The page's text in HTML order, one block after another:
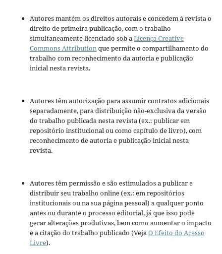
Autores mantém os direitos autorais e concedem à revista o
direito de primeira publicação, com o trabalho
simultaneamente licenciado sob aLicença Creative
Commons Attributionque permite o compartilhamento do
trabalho com reconhecimento da autoria e publicação
inicial nesta revista.
Autores têm autorização para assumir contratos adicionais
separadamente, para distribuição não-exclusiva da versão
do trabalho publicada nesta revista (ex.: publicar em
repositório institucional ou como capítulo de livro), com
reconhecimento de autoria e publicação inicial nesta
revista.
Autores têm permissão e são estimulados a publicar e
distribuir seu trabalho online (ex.: em repositórios
institucionais ou na sua página pessoal) a qualquer ponto
antes ou durante o processo editorial, já que isso pode
gerar alterações produtivas, bem como aumentar o impacto
e a citação do trabalho publicado (VejaO Efeito do Acesso
Livre).